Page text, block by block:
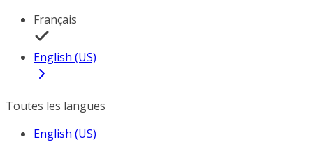
Français
English (US)
Toutes les langues
English (US)